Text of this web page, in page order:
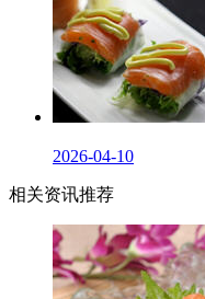
2026-04-10
相关资讯推荐